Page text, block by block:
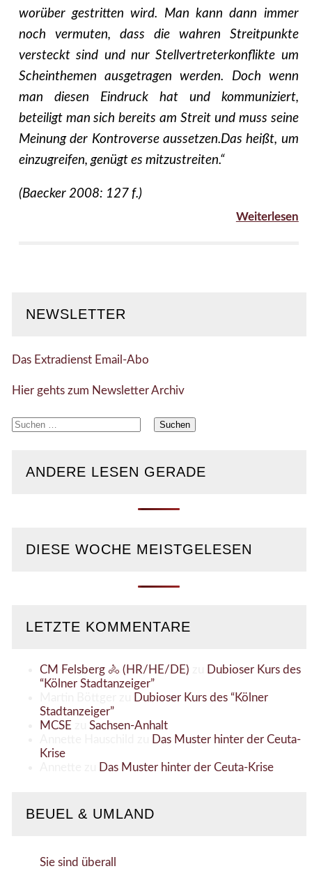
worüber gestritten wird. Man kann dann immer
noch vermuten, dass die wahren Streitpunkte
versteckt sind und nur Stellvertreterkonflikte um
Scheinthemen ausgetragen werden. Doch wenn
man diesen Eindruck hat und kommuniziert,
beteiligt man sich bereits am Streit und muss seine
Meinung der Kontroverse aussetzen.Das heißt, um
einzugreifen, genügt es mitzustreiten.“
(Baecker 2008: 127 f.)
Weiterlesen
NEWSLETTER
Das Extradienst Email-Abo
Hier gehts zum Newsletter Archiv
Suchen
ANDERE LESEN GERADE
DIESE WOCHE MEISTGELESEN
LETZTE KOMMENTARE
CM Felsberg 🚴 (HR/HE/DE)
Dubioser Kurs des
“Kölner Stadtanzeiger”
Dubioser Kurs des “Kölner
Stadtanzeiger”
MCSE
Sachsen-Anhalt
Das Muster hinter der Ceuta-
Krise
Das Muster hinter der Ceuta-Krise
BEUEL & UMLAND
Sie sind überall